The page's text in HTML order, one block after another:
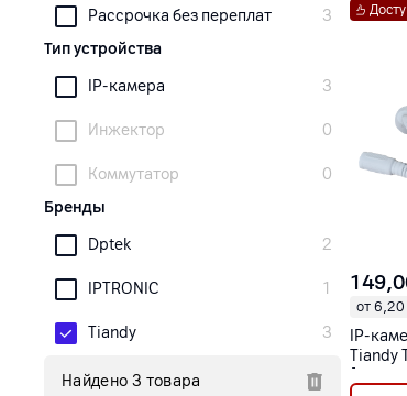
Рассрочка без переплат
3
Тип устройства
IP-камера
3
Инжектор 0
Коммутатор
0
Бренды
Dptek
2
IPTRONIC 1
Tiandy 3
Найдено 3 товара
от
IP-
Tiandy